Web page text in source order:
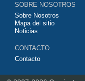
SOBRE NOSOTROS
Sobre Nosotros
Mapa del sitio
Noticias
CONTACTO
Contacto